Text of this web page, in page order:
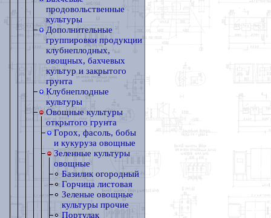
продовольственные
культуры
Дополнительные
группировки продукции
клубнеплодных,
овощных, бахчевых
культур и закрытого
грунта
Клубнеплодные
культуры
Овощные культуры
открытого грунта
Горох, фасоль, бобы
и кукуруза овощные
Зеленные культуры
овощные
Базилик огородный
Горчица листовая
Зеленые овощные
культуры прочие
Портулак